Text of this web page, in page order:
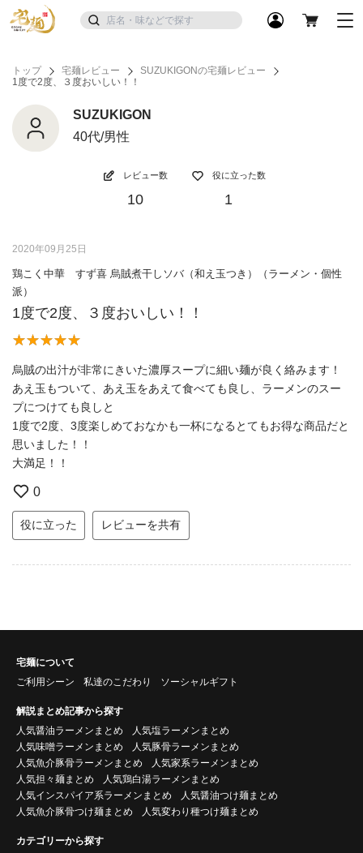
トップ 宅麺レビュー
SUZUKIGONの宅麺レビュー
1度で2度、３度おいしい！！
SUZUKIGON
40代/男性
レビュー数
10
役に立った数
1
2020年09月25日
鶏こく中華 すず喜 烏賊煮干しソバ（和え玉つき）（ラーメン・個性
派）
1度で2度、３度おいしい！！
烏賊の出汁が非常にきいた濃厚スープに細い麺が良く絡みます！
あえ玉もついて、あえ玉をあえて食べても良し、ラーメンのスー
プにつけても良しと
1度で2度、3度楽しめておなかも一杯になるとてもお得な商品だと
思いました！！
大満足！！
0
役に立った レビューを共有
宅麺について
ご利用シーン
私達のこだわり ソーシャルギフト
解説まとめ記事から探す
人気醤油ラーメンまとめ
人気塩ラーメンまとめ
人気味噌ラーメンまとめ
人気豚骨ラーメンまとめ
人気魚介豚骨ラーメンまとめ
人気家系ラーメンまとめ
人気担々麺まとめ
人気鶏白湯ラーメンまとめ
人気インスパイア系ラーメンまとめ
人気醤油つけ麺まとめ
人気魚介豚骨つけ麺まとめ
人気変わり種つけ麺まとめ
カテゴリーから探す